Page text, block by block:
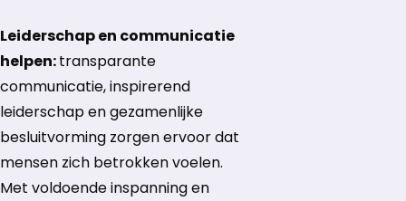
Leiderschap en communicatie
helpen:transparante
communicatie, inspirerend
leiderschap en gezamenlijke
besluitvorming zorgen ervoor dat
mensen zich betrokken voelen.
Met voldoende inspanning en